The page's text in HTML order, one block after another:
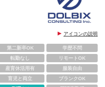
アイコンの説明
第二新卒OK
学歴不問
転勤なし
リモートOK
産育休活用有
服装自由
育児と両立
ブランクOK